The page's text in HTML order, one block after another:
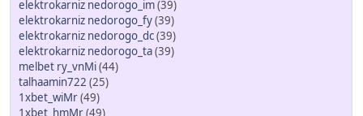
elektrokarniz nedorogo_im(39)
elektrokarniz nedorogo_fy(39)
elektrokarniz nedorogo_dc(39)
elektrokarniz nedorogo_ta(39)
melbet ry_vnMi(44)
talhaamin722 (25)
1xbet_wiMr(49)
1xbet_hmMr(49)